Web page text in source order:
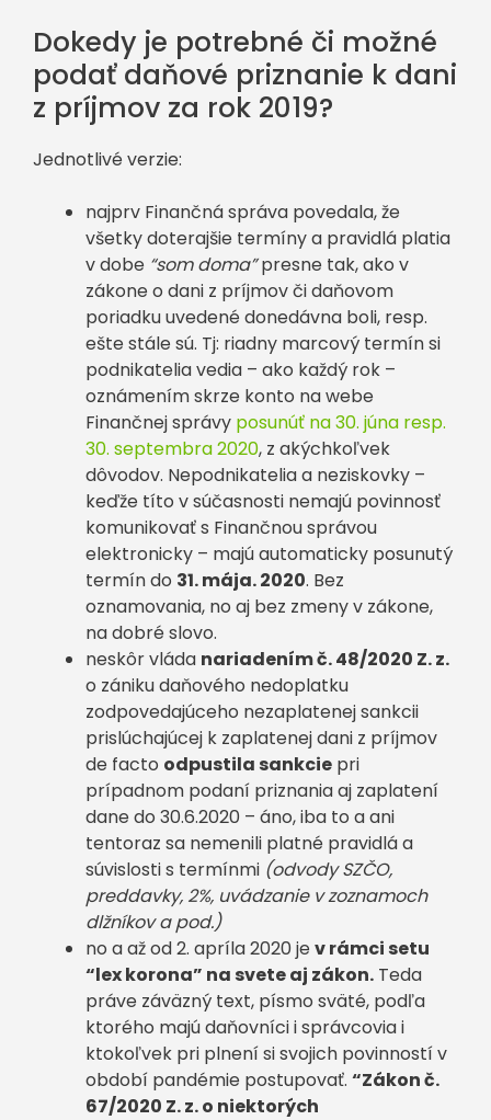
Dokedy je potrebné či možné
podať daňové priznanie k dani
z príjmov za rok 2019?
Jednotlivé verzie:
najprv Finančná správa povedala, že
všetky doterajšie termíny a pravidlá platia
v dobe “som doma”presne tak, ako v
zákone o dani z príjmov či daňovom
poriadku uvedené donedávna boli, resp.
ešte stále sú. Tj: riadny marcový termín si
podnikatelia vedia – ako každý rok –
oznámením skrze konto na webe
Finančnej správy posunúť na 30. júna resp.
30. septembra 2020, z akýchkoľvek
dôvodov. Nepodnikatelia a neziskovky –
keďže títo v súčasnosti nemajú povinnosť
komunikovať s Finančnou správou
elektronicky – majú automaticky posunutý
termín do 31. mája. 2020. Bez
oznamovania, no aj bez zmeny v zákone,
na dobré slovo.
neskôr vláda nariadením č. 48/2020 Z. z.
o zániku daňového nedoplatku
zodpovedajúceho nezaplatenej sankcii
prislúchajúcej k zaplatenej dani z príjmov
de facto odpustila sankcie pri
prípadnom podaní priznania aj zaplatení
dane do 30.6.2020 – áno, iba to a ani
tentoraz sa nemenili platné pravidlá a
súvislosti s termínmi (odvody SZČO,
preddavky, 2%, uvádzanie v zoznamoch
dlžníkov a pod.)
no a až od 2. apríla 2020 je v rámci setu
“lex korona” na svete aj zákon. Teda
práve záväzný text, písmo sväté, podľa
ktorého majú daňovníci i správcovia i
ktokoľvek pri plnení si svojich povinností v
období pandémie postupovať. “Zákon č.
67/2020 Z. z. o niektorých